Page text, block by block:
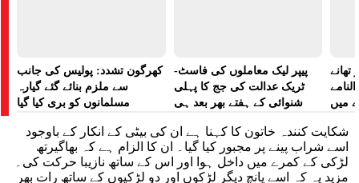
کھرگون تشدد: پولیس کی جانب
سے ملزم بنائے گئے گیارہ
مسلمانوں کو بری کیا گیا
پیپر لیک معاملوں کی فاسٹ-
ٹریک عدالت کی جج کا پہلی
شنوائی کے ہفتے بھر بعد ہی
میں
شکایت کنندہ خاتون کا کہنا ہے ان کی بیٹی کے انکار کے باوجود
اسے شراب پینے پر مجبور کیا گیا۔ ان کا الزام ہے کہ بھاگیرتھ
لڑکی کے کمرے میں داخل ہوا اور اس کے ساتھ نازیبا حرکت کی۔
مزید یہ کہ اسے پانچ دیگر لڑکوں اور دو لڑکیوں کے ساتھ رات بھر